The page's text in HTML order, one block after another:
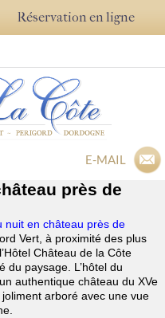
Réservation en ligne
E-MAIL
près de
nuit en château près de
Vert, à proximité des plus
Château de la Côte
du paysage. L’hôtel du
authentique château du XVe
arboré avec une vue